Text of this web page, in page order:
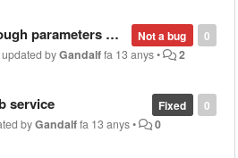
0
Not a bug
when calling a proc
updated byGandalffa 13 anys• 2
0
Fixed
service
byGandalffa 13 anys• 0